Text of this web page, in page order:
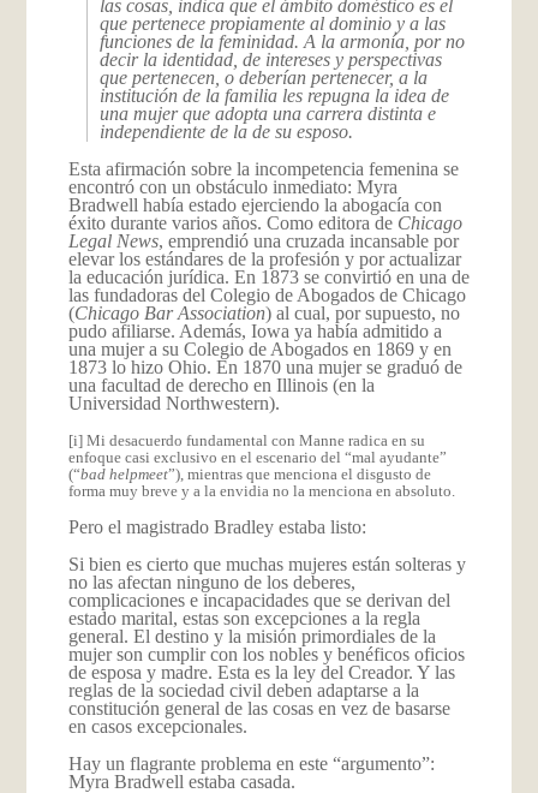
las cosas, indica que el ámbito doméstico es el
que pertenece propiamente al dominio y a las
funciones de la feminidad. A la armonía, por no
decir la identidad, de intereses y perspectivas
que pertenecen, o deberían pertenecer, a la
institución de la familia les repugna la idea de
una mujer que adopta una carrera distinta e
independiente de la de su esposo.
Esta afirmación sobre la incompetencia femenina se
encontró con un obstáculo inmediato: Myra
Bradwell había estado ejerciendo la abogacía con
éxito durante varios años. Como editora de Chicago
Legal News, emprendió una cruzada incansable por
elevar los estándares de la profesión y por actualizar
la educación jurídica. En 1873 se convirtió en una de
las fundadoras del Colegio de Abogados de Chicago
(Chicago Bar Association) al cual, por supuesto, no
pudo afiliarse. Además, Iowa ya había admitido a
una mujer a su Colegio de Abogados en 1869 y en
1873 lo hizo Ohio. En 1870 una mujer se graduó de
una facultad de derecho en Illinois (en la
Universidad Northwestern).
[i] Mi desacuerdo fundamental con Manne radica en su
enfoque casi exclusivo en el escenario del “mal ayudante”
(“bad helpmeet”), mientras que menciona el disgusto de
forma muy breve y a la envidia no la menciona en absoluto.
Pero el magistrado Bradley estaba listo:
Si bien es cierto que muchas mujeres están solteras y
no las afectan ninguno de los deberes,
complicaciones e incapacidades que se derivan del
estado marital, estas son excepciones a la regla
general. El destino y la misión primordiales de la
mujer son cumplir con los nobles y benéficos oficios
de esposa y madre. Esta es la ley del Creador. Y las
reglas de la sociedad civil deben adaptarse a la
constitución general de las cosas en vez de basarse
en casos excepcionales.
Hay un flagrante problema en este “argumento”:
Myra Bradwell estaba casada.